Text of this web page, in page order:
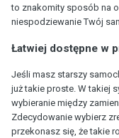
to znakomity sposób na
niespodziewanie Twój
Łatwiej dostępne w
Jeśli masz starszy
już takie proste. W takiej
wybieranie między
Zdecydowanie wybierz
przekonasz się, że takie